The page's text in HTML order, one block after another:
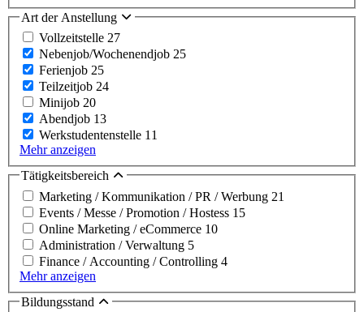
Art der Anstellung
Vollzeitstelle 27
Nebenjob/Wochenendjob 25
Ferienjob 25
Teilzeitjob 24
Minijob 20
Abendjob 13
Werkstudentenstelle 11
Mehr anzeigen
Tätigkeitsbereich
Marketing / Kommunikation / PR / Werbung 21
Events / Messe / Promotion / Hostess 15
Online Marketing / eCommerce 10
Administration / Verwaltung 5
Finance / Accounting / Controlling 4
Mehr anzeigen
Bildungsstand